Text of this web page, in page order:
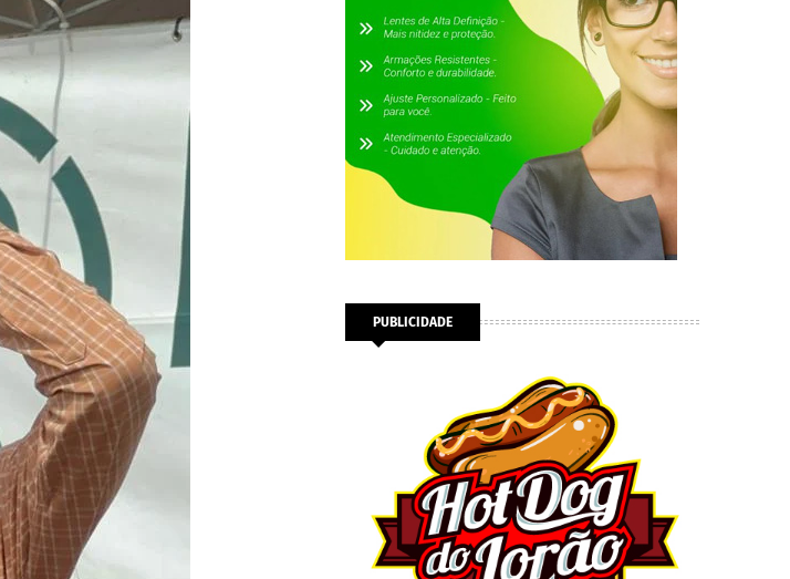
PUBLICIDADE